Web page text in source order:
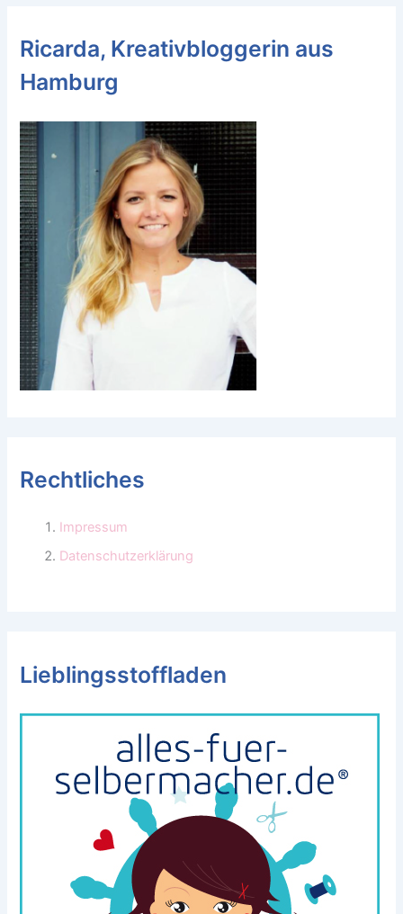
Ricarda, Kreativbloggerin aus
Hamburg
Rechtliches
Impressum
Datenschutzerklärung
Lieblingsstoffladen